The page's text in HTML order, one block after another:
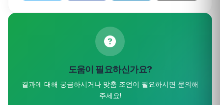
도움이 필요하신가요?
결과에 대해 궁금하시거나 맞춤 조언이 필요하시면 문의해
주세요!